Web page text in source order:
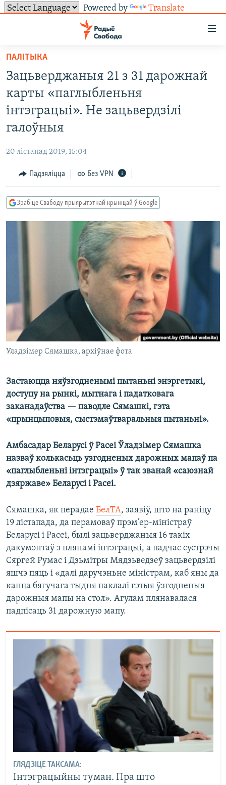
Powered by Translate
ўнівэрсальнага
доступу
Перайсьці
да
галоўнага
зьместу
Перайсьці
да
галоўнай
Перайсьці
да
пошуку
УСЕ НАВІНЫ
ЛЮДЗІ
ВАЙНА
БЕЛАРУСЫ НА ВАЙНЕ
ТОЛЬКІ НА СВАБОДЗЕ
БЛОГІ
КНІГІ
АЎДЫЁКНІГІ
НА ХВАЛЯХ СВАБОДЫ
СУВЯЗЬ
АБЫСЬЦІ БЛЯКАВАНЬНЕ
ПАДПІСАЦЦА
FACEBOOK
TWITTER
САЧЫЦЕ ЗА АБНАЎЛЕНЬНЯМІ
ПАЛІТЫКА
Зацьверджаныя 21 з 31 дарожнай
карты «паглыбленьня
інтэграцыі». Не зацьвердзілі
галоўныя
20 лістапад 2019, 15:04
Падзяліцца Без VPN
Зрабіце Свабоду прыярытэтнай крыніцай ў Google
Уладзімер Сямашка, архіўнае фота
Застаюцца няўзгодненымі пытаньні энэргетыкі,
доступу на рынкі, мытнага і падатковага
заканадаўства — паводле Сямашкі, гэта
«прынцыповыя, сыстэмаўтваральныя пытаньні».
Амбасадар Беларусі ў Расеі Ўладзімер Сямашка
назваў колькасьць узгодненых дарожных мапаў па
«паглыбленьні інтэграцыі» ў так званай «саюзнай
дзяржаве» Беларусі і Расеі.
Сямашка, як перадае БелТА, заявіў, што на раніцу
19 лістапада, да перамоваў прэм’ер-міністраў
Беларусі і Расеі, былі зацьверджаныя 16 такіх
дакумэнтаў з плянамі інтэграцыі, а падчас сустрэчы
Сяргей Румас і Дзьмітры Мядзьведзеў зацьвердзілі
яшчэ пяць і «далі даручэньне міністрам, каб яны да
канца бягучага тыдня паклалі гэтыя ўзгодненыя
дарожныя мапы на стол». Агулам плянавалася
падпісаць 31 дарожную мапу.
ГЛЯДЗІЦЕ ТАКСАМА:
Інтэграцыйны туман. Пра што